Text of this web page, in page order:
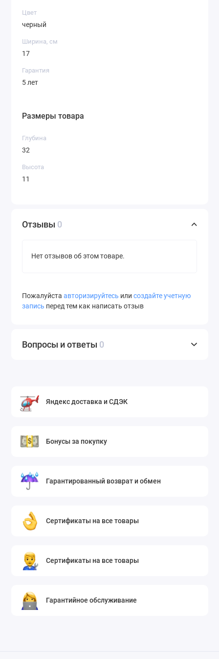
Цвет
черный
Ширина, см
17
Гарантия
5 лет
Размеры товара
Глубина
32
Высота
11
Отзывы 0
Нет отзывов об этом товаре.
Пожалуйста авторизируйтесь или создайте учетную
запись перед тем как написать отзыв
Вопросы и ответы 0
Яндекс доставка и СДЭК
Бонусы за покупку
Гарантированный возврат и обмен
Сертификаты на все товары
Сертификаты на все товары
Гарантийное обслуживание